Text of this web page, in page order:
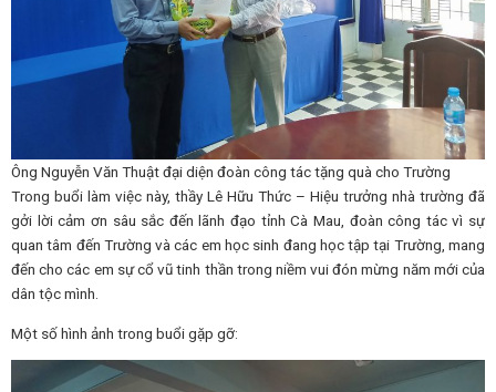
Ông Nguyễn Văn Thuật đại diện đoàn công tác tặng quà cho Trường
Trong buổi làm việc này, thầy Lê Hữu Thức – Hiệu trưởng nhà trường đã
gởi lời cảm ơn sâu sắc đến lãnh đạo tỉnh Cà Mau, đoàn công tác vì sự
quan tâm đến Trường và các em học sinh đang học tập tại Trường, mang
đến cho các em sự cổ vũ tinh thần trong niềm vui đón mừng năm mới của
dân tộc mình.
Một số hình ảnh trong buổi gặp gỡ: